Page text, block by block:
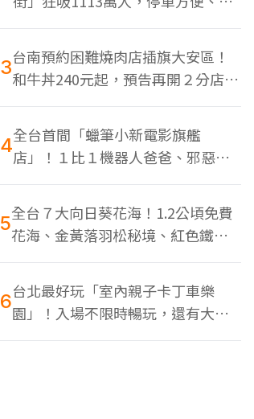
色美食多
3台南預約困難燒肉店插旗大安區！
和牛丼240元起，預告再開２分店、
地點曝光
4全台首間「蠟筆小新電影旗艦
店」！１比１機器人爸爸、邪惡正
男，百款周邊買翻
5全台７大向日葵花海！1.2公頃免費
花海、金黃落羽松秘境、紅色鐵橋
同框
6台北最好玩「室內親子卡丁車樂
園」！入場不限時暢玩，還有大螢
幕Switch遊戲區